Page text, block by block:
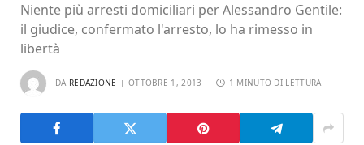
Niente più arresti domiciliari per Alessandro Gentile:
il giudice, confermato l'arresto, lo ha rimesso in
libertà
DA REDAZIONE OTTOBRE 1, 2013 1 MINUTO DI LETTURA